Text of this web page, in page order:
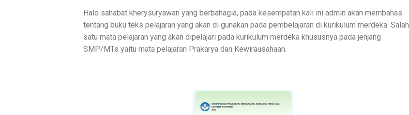
Halo sahabat kherysuryawan yang berbahagia, pada kesempatan kali ini admin akan membahas
tentang buku teks pelajaran yang akan di gunakan pada pembelajaran di kurikulum merdeka. Salah
satu mata pelajaran yang akan dipelajari pada kurikulum merdeka khususnya pada jenjang
SMP/MTs yaitu mata pelajaran Prakarya dan Kewirausahaan.